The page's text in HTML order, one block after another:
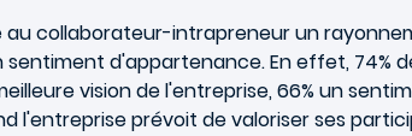
collaborateur-intrapreneur un
d'appartenance. En effet, 74%
vision de l'entreprise, 66% un
l'entreprise prévoit de valoriser ses